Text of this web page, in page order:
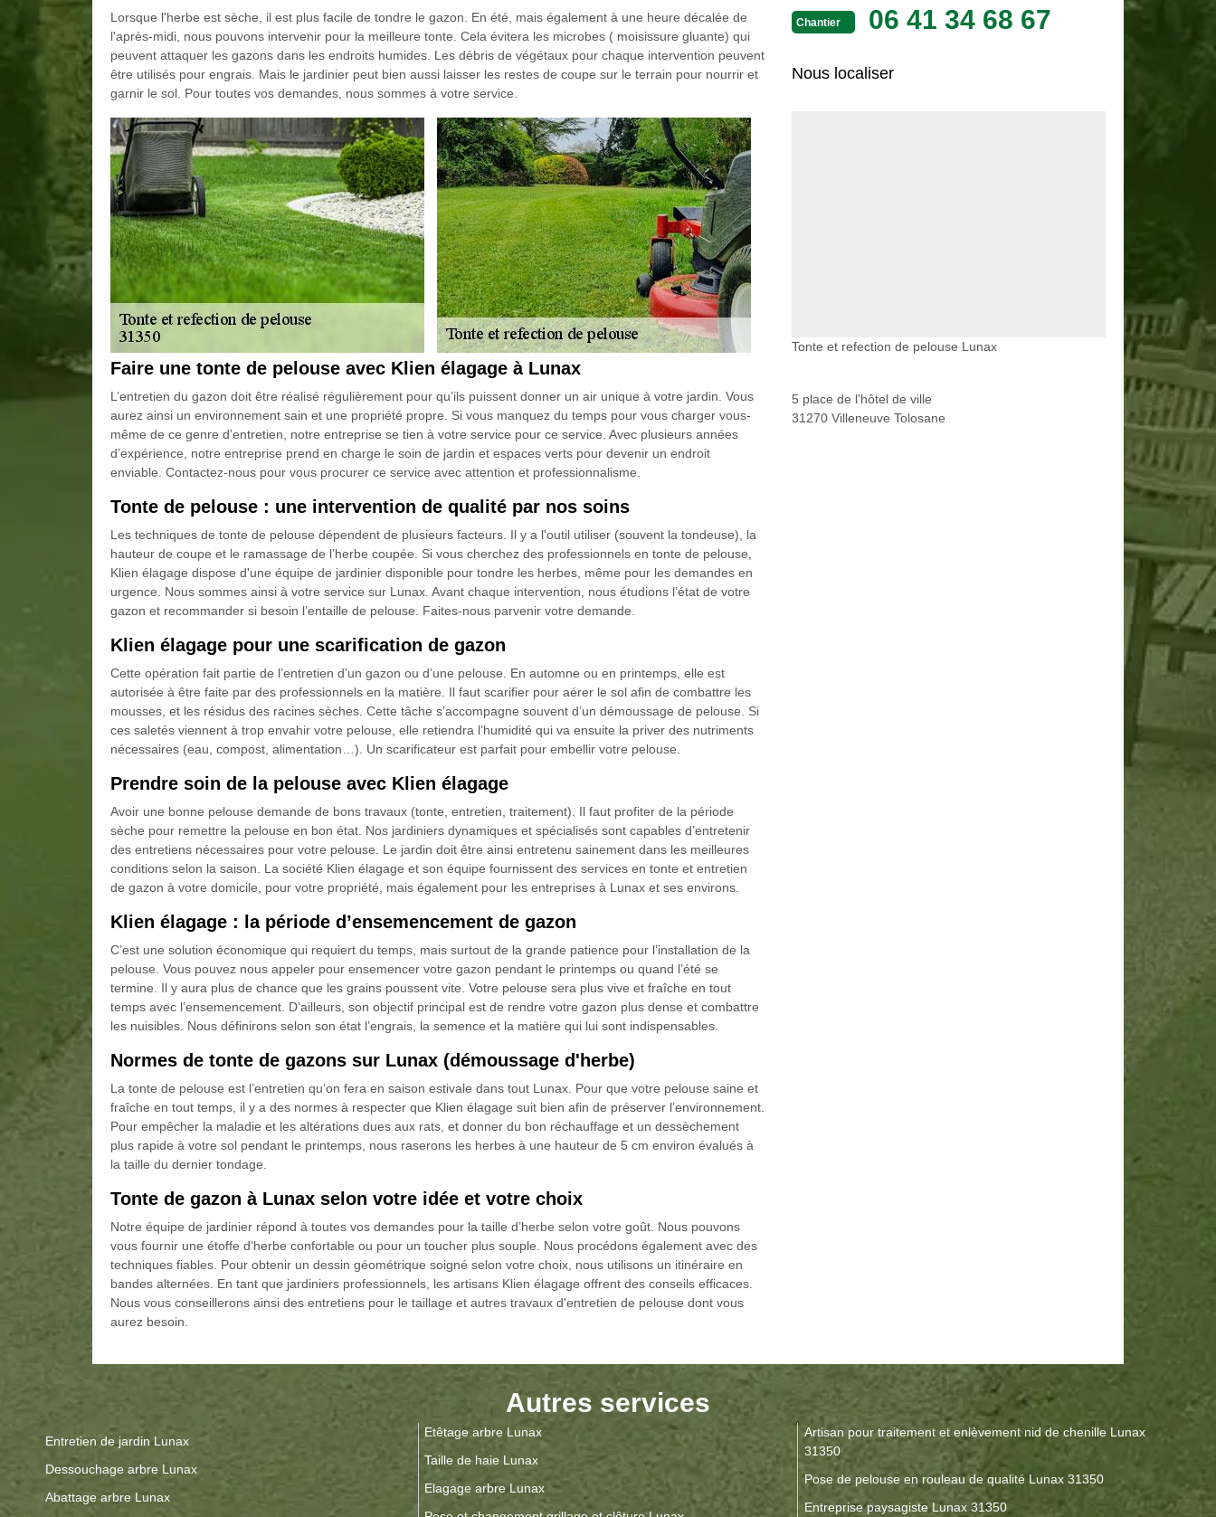
Lorsque l'herbe est sèche, il est plus facile de tondre le gazon. En été, mais également à une heure décalée de
l'après-midi, nous pouvons intervenir pour la meilleure tonte. Cela évitera les microbes ( moisissure gluante) qui
peuvent attaquer les gazons dans les endroits humides. Les débris de végétaux pour chaque intervention peuvent
être utilisés pour engrais. Mais le jardinier peut bien aussi laisser les restes de coupe sur le terrain pour nourrir et
garnir le sol. Pour toutes vos demandes, nous sommes à votre service.
Faire une tonte de pelouse avec Klien élagage à Lunax
L’entretien du gazon doit être réalisé régulièrement pour qu’ils puissent donner un air unique à votre jardin. Vous
aurez ainsi un environnement sain et une propriété propre. Si vous manquez du temps pour vous charger vous-
même de ce genre d’entretien, notre entreprise se tien à votre service pour ce service. Avec plusieurs années
d’expérience, notre entreprise prend en charge le soin de jardin et espaces verts pour devenir un endroit
enviable. Contactez-nous pour vous procurer ce service avec attention et professionnalisme.
Tonte de pelouse : une intervention de qualité par nos soins
Les techniques de tonte de pelouse dépendent de plusieurs facteurs. Il y a l'outil utiliser (souvent la tondeuse), la
hauteur de coupe et le ramassage de l’herbe coupée. Si vous cherchez des professionnels en tonte de pelouse,
Klien élagage dispose d'une équipe de jardinier disponible pour tondre les herbes, même pour les demandes en
urgence. Nous sommes ainsi à votre service sur Lunax. Avant chaque intervention, nous étudions l’état de votre
gazon et recommander si besoin l’entaille de pelouse. Faites-nous parvenir votre demande.
Klien élagage pour une scarification de gazon
Cette opération fait partie de l’entretien d’un gazon ou d’une pelouse. En automne ou en printemps, elle est
autorisée à être faite par des professionnels en la matière. Il faut scarifier pour aérer le sol afin de combattre les
mousses, et les résidus des racines sèches. Cette tâche s’accompagne souvent d’un démoussage de pelouse. Si
ces saletés viennent à trop envahir votre pelouse, elle retiendra l’humidité qui va ensuite la priver des nutriments
nécessaires (eau, compost, alimentation…). Un scarificateur est parfait pour embellir votre pelouse.
Prendre soin de la pelouse avec Klien élagage
Avoir une bonne pelouse demande de bons travaux (tonte, entretien, traitement). Il faut profiter de la période
sèche pour remettre la pelouse en bon état. Nos jardiniers dynamiques et spécialisés sont capables d’entretenir
des entretiens nécessaires pour votre pelouse. Le jardin doit être ainsi entretenu sainement dans les meilleures
conditions selon la saison. La société Klien élagage et son équipe fournissent des services en tonte et entretien
de gazon à votre domicile, pour votre propriété, mais également pour les entreprises à Lunax et ses environs.
Klien élagage : la période d’ensemencement de gazon
C’est une solution économique qui requiert du temps, mais surtout de la grande patience pour l’installation de la
pelouse. Vous pouvez nous appeler pour ensemencer votre gazon pendant le printemps ou quand l’été se
termine. Il y aura plus de chance que les grains poussent vite. Votre pelouse sera plus vive et fraîche en tout
temps avec l’ensemencement. D’ailleurs, son objectif principal est de rendre votre gazon plus dense et combattre
les nuisibles. Nous définirons selon son état l’engrais, la semence et la matière qui lui sont indispensables.
Normes de tonte de gazons sur Lunax (démoussage d'herbe)
La tonte de pelouse est l’entretien qu’on fera en saison estivale dans tout Lunax. Pour que votre pelouse saine et
fraîche en tout temps, il y a des normes à respecter que Klien élagage suit bien afin de préserver l’environnement.
Pour empêcher la maladie et les altérations dues aux rats, et donner du bon réchauffage et un dessèchement
plus rapide à votre sol pendant le printemps, nous raserons les herbes à une hauteur de 5 cm environ évalués à
la taille du dernier tondage.
Tonte de gazon à Lunax selon votre idée et votre choix
Notre équipe de jardinier répond à toutes vos demandes pour la taille d’herbe selon votre goût. Nous pouvons
vous fournir une étoffe d’herbe confortable ou pour un toucher plus souple. Nous procédons également avec des
techniques fiables. Pour obtenir un dessin géométrique soigné selon votre choix, nous utilisons un itinéraire en
bandes alternées. En tant que jardiniers professionnels, les artisans Klien élagage offrent des conseils efficaces.
Nous vous conseillerons ainsi des entretiens pour le taillage et autres travaux d'entretien de pelouse dont vous
aurez besoin.
Chantier 06 41 34 68 67
Nous localiser
Tonte et refection de pelouse Lunax
5 place de l'hôtel de ville
31270 Villeneuve Tolosane
Autres services
Entretien de jardin Lunax
Dessouchage arbre Lunax
Abattage arbre Lunax
Etêtage arbre Lunax
Taille de haie Lunax
Elagage arbre Lunax
Artisan pour traitement et enlèvement nid de chenille Lunax
31350
Pose de pelouse en rouleau de qualité Lunax 31350
Entreprise paysagiste Lunax 31350